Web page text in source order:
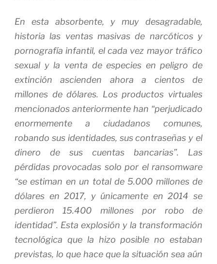
En esta absorbente, y muy desagradable,
historia las ventas masivas de narcóticos y
pornografía infantil, el cada vez mayor tráfico
sexual y la venta de especies en peligro de
extinción ascienden ahora a cientos de
millones de dólares. Los productos virtuales
mencionados anteriormente han “perjudicado
enormemente a ciudadanos comunes,
robando sus identidades, sus contraseñas y el
dinero de sus cuentas bancarias”. Las
pérdidas provocadas solo por el ransomware
“se estiman en un total de 5.000 millones de
dólares en 2017, y únicamente en 2014 se
perdieron 15.400 millones por robo de
identidad”. Esta explosión y la transformación
tecnológica que la hizo posible no estaban
previstas, lo que hace que la situación sea aún